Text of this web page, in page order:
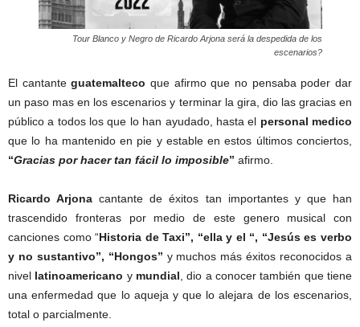
Tour Blanco y Negro de Ricardo Arjona será la despedida de los
escenarios?
El cantanteguatemalteco que afirmo que no pensaba poder dar
un paso mas en los escenarios y terminar la gira, dio las gracias en
público a todos los que lo han ayudado, hasta el personal medico
que lo ha mantenido en pie y estable en estos últimos conciertos,
“Gracias por hacer tan fácil lo imposible” afirmo.
Ricardo Arjona cantante de éxitos tan importantes y que han
trascendido fronteras por medio de este genero musical con
canciones como “Historia de Taxi”, “ella y el “, “Jesús es verbo
y no sustantivo”, “Hongos” y muchos más éxitos reconocidos a
nivel latinoamericano y mundial , dio a conocer también que tiene
una enfermedad que lo aqueja y que lo alejara de los escenarios,
total o parcialmente.